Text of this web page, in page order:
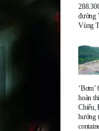
đường
Vùng
‘Bơm’
hoàn
Chiểu,
hướng